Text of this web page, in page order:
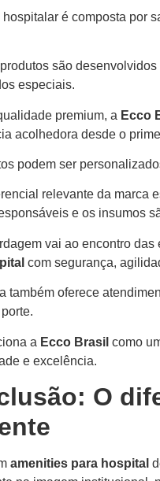
é composta por
são
especiais.
premium, a Ecco
acolhedora desde o
podem ser
relevante da marca
e os insumos
vai ao encontro
com segurança,
também oferece
a Ecco Brasil como
e excelência.
O
amenities para hospital